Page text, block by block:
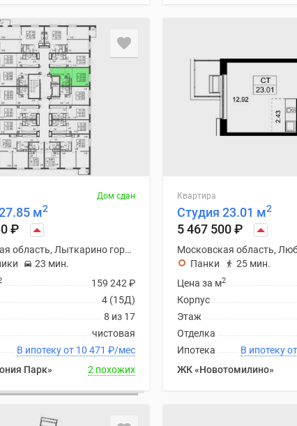
Дом сдан
м2
₽
Московская область, Лыткарино городской округ
23 мин.
159 242 ₽
4 (15Д)
8 из 17
чистовая
В ипотеку от 10 471 ₽/мес
Парк»
2 похожих
Квартира
Студия 23.01 м2
5 467 500₽
Панки
25 мин.
Цена за м2
Корпус
Этаж
Отделка
Ипотека
ЖК «Новотомилино»